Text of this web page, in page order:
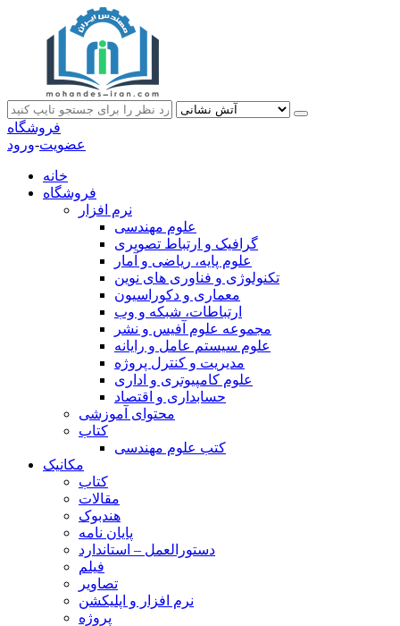
فروشگاه
عضویت-ورود
خانه
فروشگاه
نرم افزار
علوم مهندسی
گرافیک و ارتباط تصویری
علوم پایه، ریاضی و آمار
تکنولوژی و فناوری های نوین
معماری و دکوراسیون
ارتباطات، شبکه و وب
مجموعه علوم آفیس و نشر
علوم سیستم عامل و رایانه
مدیریت و کنترل پروژه
علوم کامپیوتری و اداری
حسابداری و اقتصاد
محتوای آموزشی
کتاب
کتب علوم مهندسی
مکانیک
کتاب
مقالات
هندبوک
پایان نامه
دستورالعمل – استاندارد
فیلم
تصاویر
نرم افزار و اپلیکشن
پروژه